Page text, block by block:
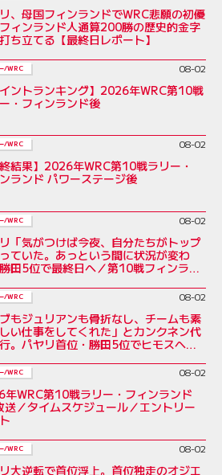
、母国フィンランドでWRC悲願の初優
ィンランド人通算200勝の歴史的金字
ち立てる【最終日レポート】
/WRC 08-02
イントランキング】2026年WRC第10戦
・フィンランド後
/WRC 08-02
終結果】2026年WRC第10戦ラリー・
ランド パワーステージ後
/WRC 08-02
「気がつけば今夜、自分たちがトップ
ていた。あっという間に状況が変わ
田5位で最終日へ／第10戦フィンラン
/WRC 08-02
ブもジュリアンも骨折なし、チームも素
い仕事をしてくれた」とカンクネン代
。パヤリ首位・勝田5位でヒモスへ／
/WRC 08-02
年WRC第10戦ラリー・フィンランド
送／タイムスケジュール／エントリー
/WRC 08-02
大逆転で首位浮上。首位独走のオジエ